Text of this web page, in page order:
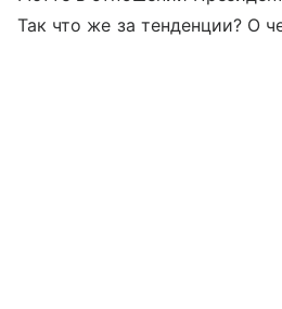
Так что же за тенденции? О